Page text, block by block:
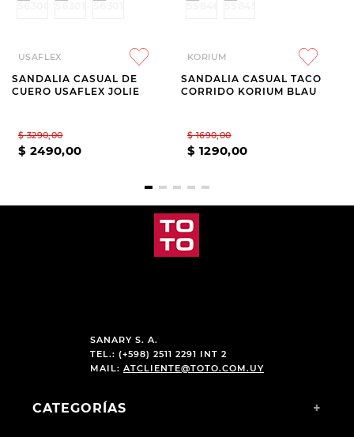
USAFLEX
SANDALIA CASUAL DE
CUERO USAFLEX JOLIE
$ 3290,00
$ 2490,00
KORIUM
SANDALIA CASUAL TACO
CORRIDO KORIUM BLAU
$ 1690,00
$ 1290,00
SANARY S. A.
TEL.: (+598) 2511 2291 INT 2
MAIL: ATCLIENTE@TOTO.COM.UY
CATEGORÍAS +